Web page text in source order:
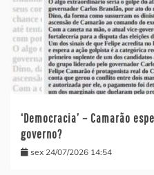
‘Democracia’ – Camarão
governo?
sex 24/07/2026 14:54